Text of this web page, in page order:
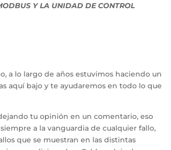
Y LA UNIDAD DE CONTROL
a lo largo de años estuvimos haciendo un
aquí bajo y te ayudaremos en todo lo que
tu opinión en un comentario, eso
a la vanguardia de cualquier fallo,
que se muestran en las distintas